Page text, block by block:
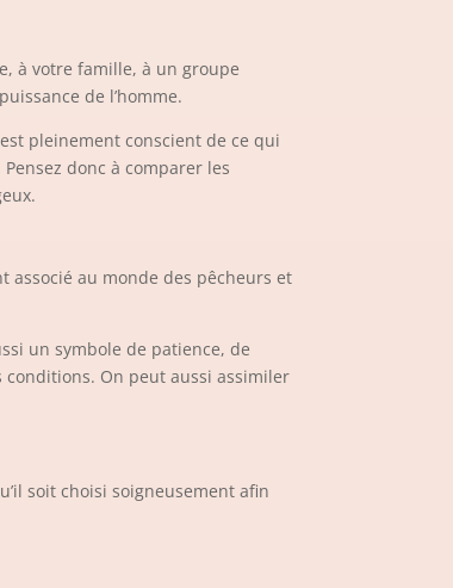
à votre famille, à un groupe
de l’homme.
pleinement conscient de ce qui
donc à comparer les
associé au monde des pêcheurs et
un symbole de patience, de
On peut aussi assimiler
soit choisi soigneusement afin